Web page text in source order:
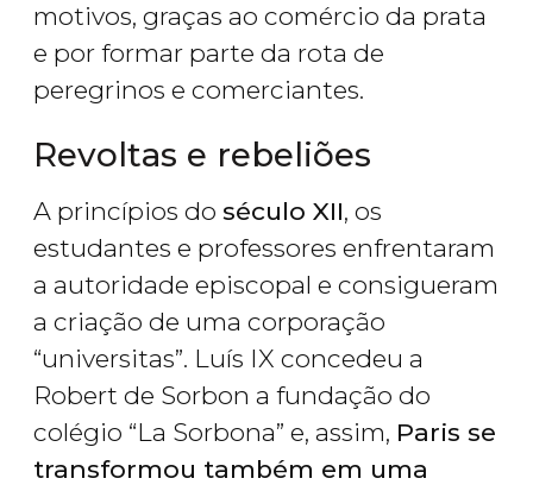
motivos, graças ao comércio da prata
e por formar parte da rota de
peregrinos e comerciantes.
Revoltas e rebeliões
A princípios do século XII, os
estudantes e professores enfrentaram
a autoridade episcopal e consigueram
a criação de uma corporação
“universitas”. Luís IX concedeu a
Robert de Sorbon a fundação do
colégio “La Sorbona” e, assim, Paris se
transformou também em uma